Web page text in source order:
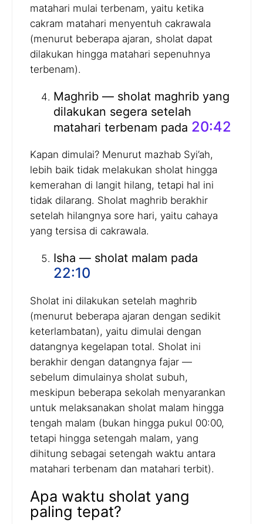
matahari mulai terbenam, yaitu ketika
cakram matahari menyentuh cakrawala
(menurut beberapa ajaran, sholat dapat
dilakukan hingga matahari sepenuhnya
terbenam).
Maghrib — sholat maghrib yang
dilakukan segera setelah
matahari terbenam pada 20:42
Kapan dimulai? Menurut mazhab Syi’ah,
lebih baik tidak melakukan sholat hingga
kemerahan di langit hilang, tetapi hal ini
tidak dilarang. Sholat maghrib berakhir
setelah hilangnya sore hari, yaitu cahaya
yang tersisa di cakrawala.
Isha — sholat malam pada
22:10
Sholat ini dilakukan setelah maghrib
(menurut beberapa ajaran dengan sedikit
keterlambatan), yaitu dimulai dengan
datangnya kegelapan total. Sholat ini
berakhir dengan datangnya fajar —
sebelum dimulainya sholat subuh,
meskipun beberapa sekolah menyarankan
untuk melaksanakan sholat malam hingga
tengah malam (bukan hingga pukul 00:00,
tetapi hingga setengah malam, yang
dihitung sebagai setengah waktu antara
matahari terbenam dan matahari terbit).
Apa waktu sholat yang
paling tepat?